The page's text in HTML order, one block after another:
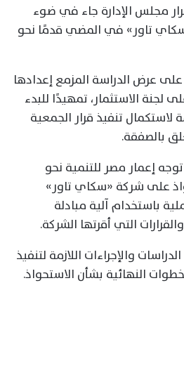
مجلس الإدارة جاء في ضوء
تاور» في المضي قدمًا نحو
عرض الدراسة المزمع إعدادها
لجنة الاستثمار، تمهيدًا للبدء
لاستكمال تنفيذ قرار الجمعية
بالصفقة.
إعمار مصر للتنمية نحو
على شركة «سكاي تاور»
باستخدام آلية مبادلة
التي أقرتها الشركة.
والإجراءات اللازمة لتنفيذ
النهائية بشأن الاستحواذ.